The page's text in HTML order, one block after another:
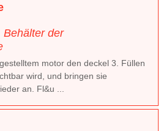
Behälter der
motor den deckel 3. Füllen
wird, und bringen sie
an. Fl&u ...